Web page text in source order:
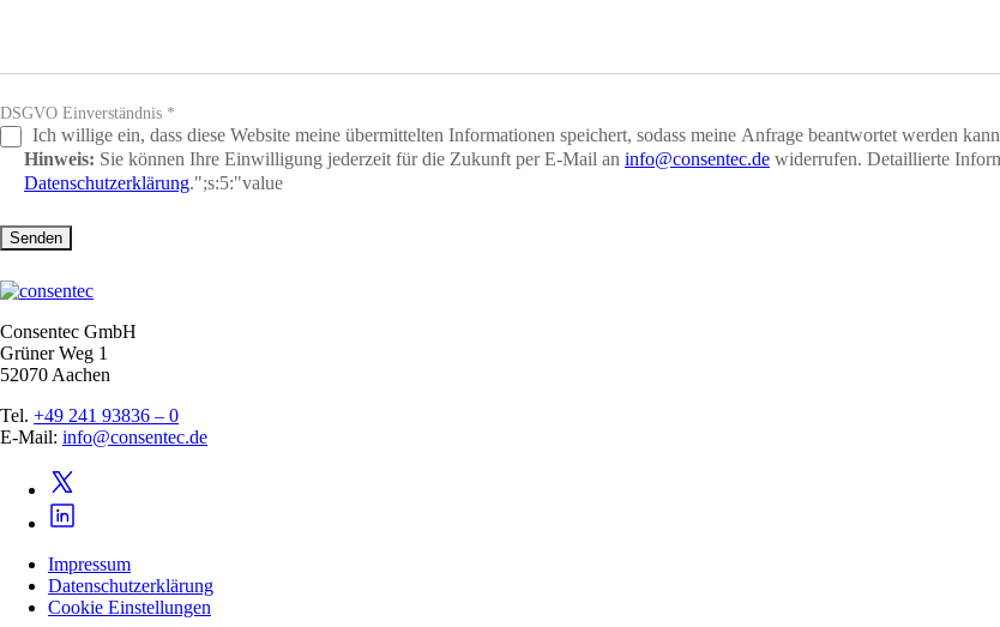
DSGVO Einverständnis *
Ich willige ein, dass diese Website meine übermittelten Informationen speichert, sodass meine Anfrage beantwortet werden
Hinweis: Sie können Ihre Einwilligung jederzeit für die Zukunft per E-Mail an info@consentec.de widerrufen. Detaillierte
Datenschutzerklärung.";s:5:"value
Senden
Consentec GmbH
Grüner Weg 1
52070 Aachen
Tel. +49 241 93836 – 0
E-Mail: info@consentec.de
Impressum
Datenschutzerklärung
Cookie Einstellungen